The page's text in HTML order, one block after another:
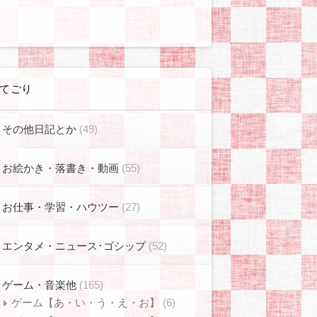
ごり
その他日記とか (49)
お絵かき・落書き・動画 (55)
お仕事・学習・ハウツー (27)
エンタメ・ニュース･ゴシップ(52)
ゲーム・音楽他 (165)
ゲーム【あ・い・う・え・お】
(6)